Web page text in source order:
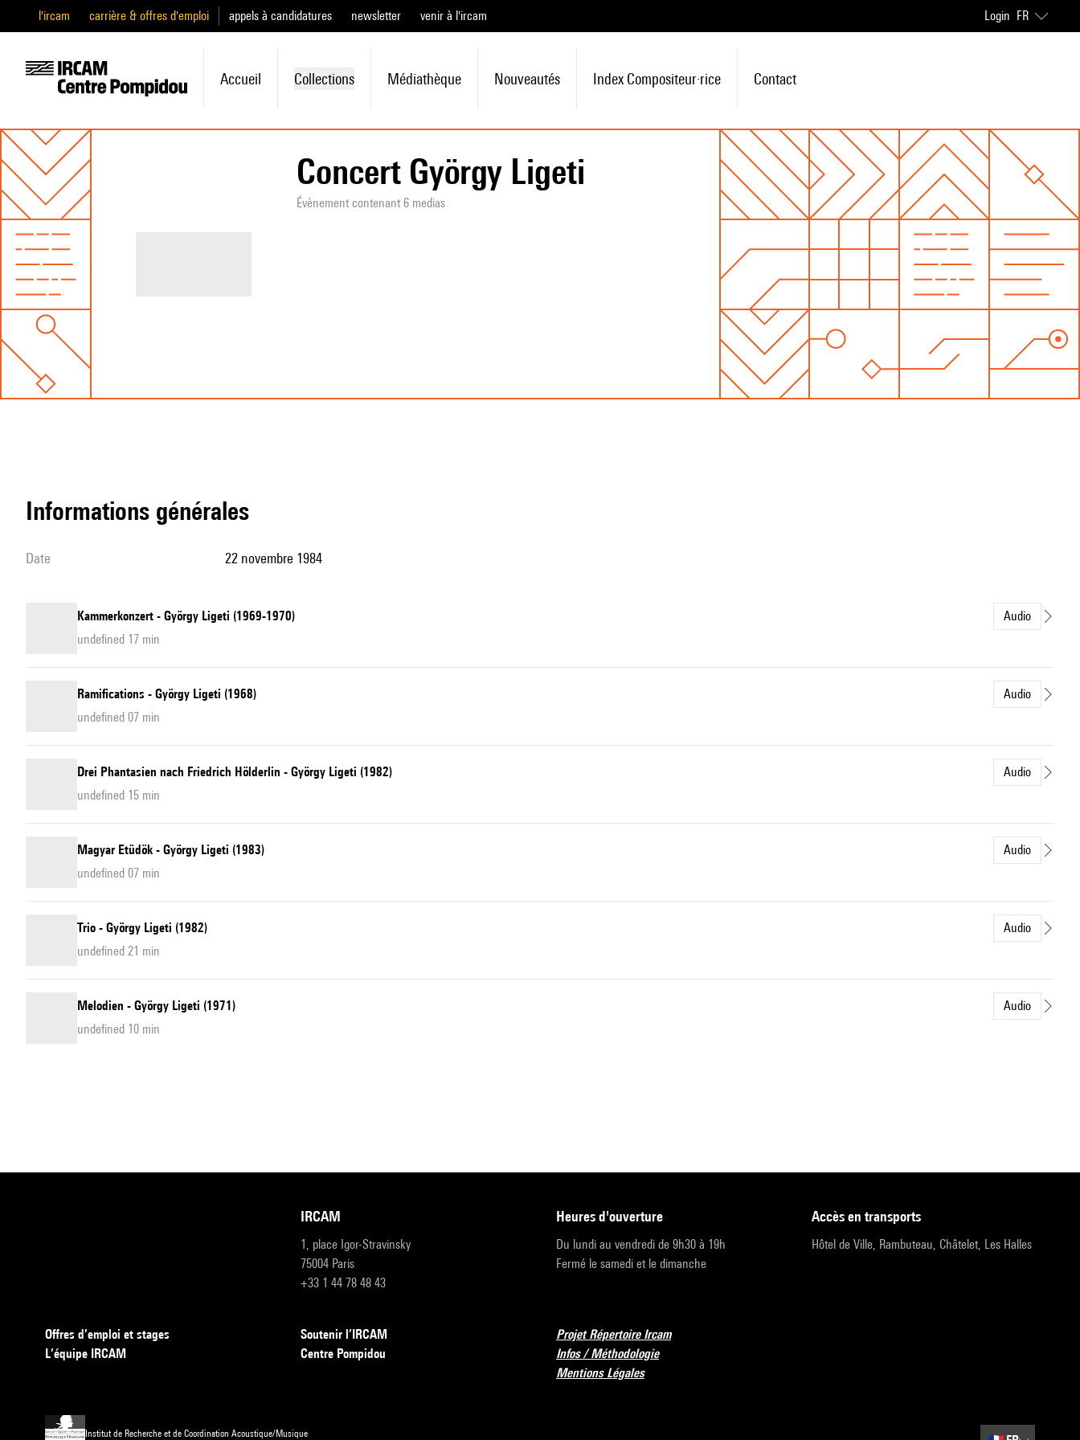
l'ircam carrière & offres d'emploi appels à candidatures newsletter venir à l'ircam Login FR
Accueil Collections Médiathèque Nouveautés Index Compositeur·rice Contact
Concert György Ligeti
Évènement contenant 6 medias
informations générales
date 22 novembre 1984
Kammerkonzert - György Ligeti (1969-1970)
Audio
undefined 17 min
Ramifications - György Ligeti (1968)
Audio
undefined 07 min
Drei Phantasien nach Friedrich Hölderlin - György Ligeti (1982)
Audio
undefined 15 min
Magyar Etüdök - György Ligeti (1983)
Audio
undefined 07 min
Trio - György Ligeti (1982)
Audio
undefined 21 min
Melodien - György Ligeti (1971)
Audio
undefined 10 min
IRCAM
1, place Igor-Stravinsky
75004 Paris
+33 1 44 78 48 43
heures d'ouverture
Du lundi au vendredi de 9h30 à 19h
Fermé le samedi et le dimanche
accès en transports
Hôtel de Ville, Rambuteau, Châtelet, Les Halles
Offres d’emploi et stages
L’équipe IRCAM
Soutenir l’IRCAM
Centre Pompidou
Projet Répertoire Ircam
Infos / Méthodologie
Mentions Légales
Institut de Recherche et de Coordination Acoustique/Musique